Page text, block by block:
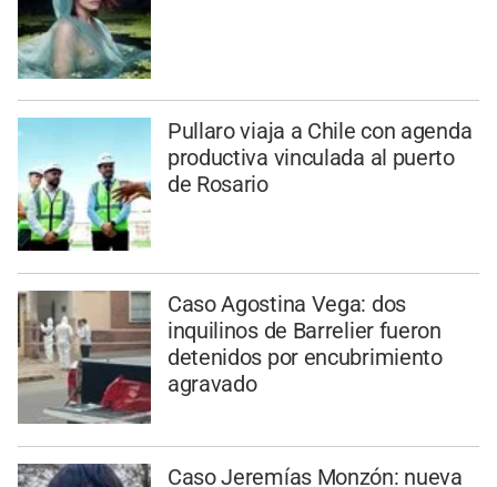
Pullaro viaja a Chile con agenda
productiva vinculada al puerto
de Rosario
Caso Agostina Vega: dos
inquilinos de Barrelier fueron
detenidos por encubrimiento
agravado
Caso Jeremías Monzón: nueva